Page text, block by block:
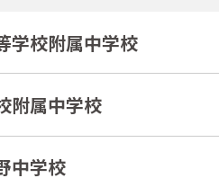
学校附属中学校
附属中学校
中学校